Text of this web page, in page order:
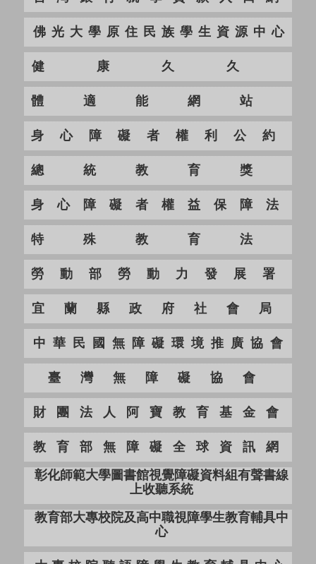
佛光大學原住民族學生資源中心
健康久久
體適能網站
身心障礙者權利公約
總統教育獎
身心障礙者權益保障法
特殊教育法
勞動部勞動力發展署
宜蘭縣政府社會局
中華民國無障礙環境推廣協會
臺灣無障礙協會
財團法人阿寶教育基金會
教育部無障礙全球資訊網
彰化師範大學圖書館視覺障礙資料組有聲書線
上收聽系統
教育部大專校院及高中職視障學生教育輔具中
心